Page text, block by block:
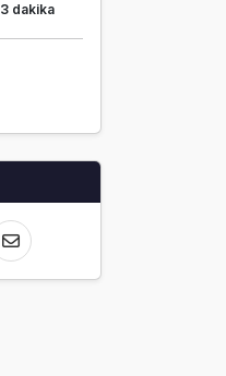
3 dakika